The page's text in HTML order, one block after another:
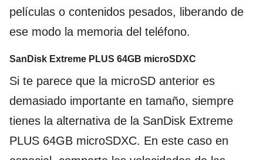
películas o contenidos pesados, liberando de
ese modo la memoria del teléfono.
SanDisk Extreme PLUS 64GB microSDXC
Si te parece que la microSD anterior es
demasiado importante en tamaño, siempre
tienes la alternativa de la SanDisk Extreme
PLUS 64GB microSDXC. En este caso en